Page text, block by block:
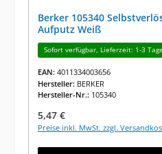
Berker 105340
Aufputz Weiß
Sofort verfügbar, Lieferzeit: 1-3 Tage
EAN: 4011334003656
Hersteller: BERKER
Hersteller-Nr.: 105340
Regulärer Preis:
5,47 €
Preise inkl. MwSt. zzgl.